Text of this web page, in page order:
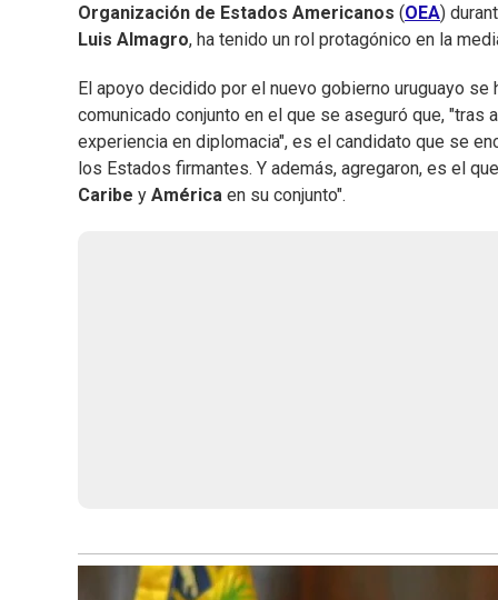
Organización de Estados Americanos (OEA)
Luis Almagro, ha tenido un rol protagónico en la
El apoyo decidido por el nuevo gobierno uruguayo se
comunicado conjunto en el que se aseguró que, "tras
experiencia en diplomacia", es el candidato que se
los Estados firmantes. Y además, agregaron, es el
Caribe y América en su conjunto".